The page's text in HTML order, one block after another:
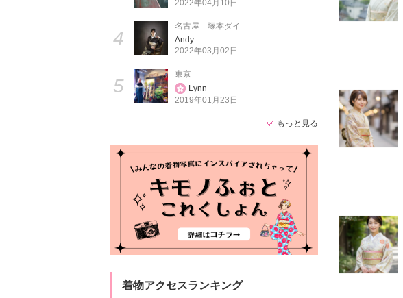
2022年04月10日
4
名古屋 塚本ダイ
Andy
2022年03月02日
5
東京
Lynn
2019年01月23日
もっと見る
着物アクセスランキング